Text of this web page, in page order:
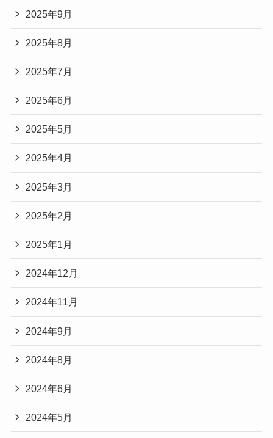
2025年9月
2025年8月
2025年7月
2025年6月
2025年5月
2025年4月
2025年3月
2025年2月
2025年1月
2024年12月
2024年11月
2024年9月
2024年8月
2024年6月
2024年5月